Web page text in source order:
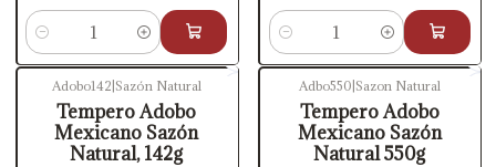
Quantidade Quantidade
DESCONTO
Adobo142|Sazón Natural
Tempero Adobo
Mexicano Sazón
Natural, 142g
DESCONTO
Adbo550|Sazon Natural
Tempero Adobo
Mexicano Sazón
Natural 550g